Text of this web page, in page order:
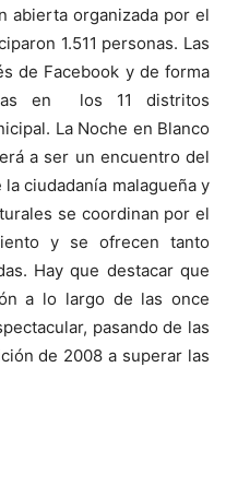
abierta organizada por el
1.511 personas. Las
de Facebook y de forma
en los 11 distritos
La Noche en Blanco
a ser un encuentro del
ciudadanía malagueña y
se coordinan por el
y se ofrecen tanto
Hay que destacar que
a lo largo de las once
pasando de las
de 2008 a superar las